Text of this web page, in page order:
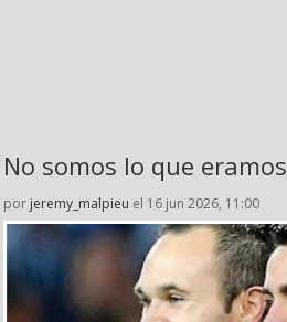
No somos lo que eramos
por jeremy_malpieu el 16 jun 2026, 11:00